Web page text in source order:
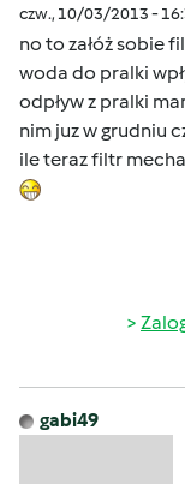
czw., 10/03/2013 -
no to załóż sobie
woda do pralki
odpływ z pralki
nim juz w grudniu
ile teraz filtr
gabi49